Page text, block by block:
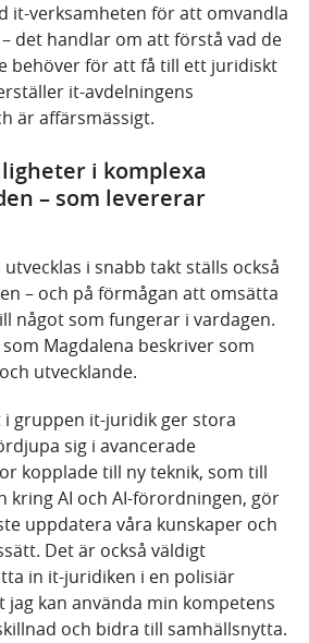
it-verksamheten för att omvandla
det handlar om att förstå vad de
behöver för att få till ett juridiskt
it-avdelningens
är affärsmässigt.
i komplexa
– som levererar
i snabb takt ställs också
– och på förmågan att omsätta
något som fungerar i vardagen.
Magdalena beskriver som
utvecklande.
gruppen it-juridik ger stora
sig i avancerade
kopplade till ny teknik, som till
kring AI och AI-förordningen, gör
uppdatera våra kunskaper och
Det är också väldigt
in it-juridiken i en polisiär
jag kan använda min kompetens
och bidra till samhällsnytta.